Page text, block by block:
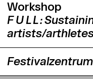
Workshop
F U L L :
artists/
Festivalzentrum